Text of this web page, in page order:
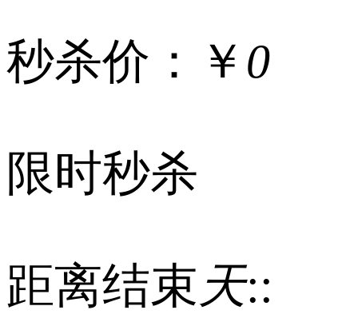
秒杀价：￥ 0
限时秒杀
距离结束天::